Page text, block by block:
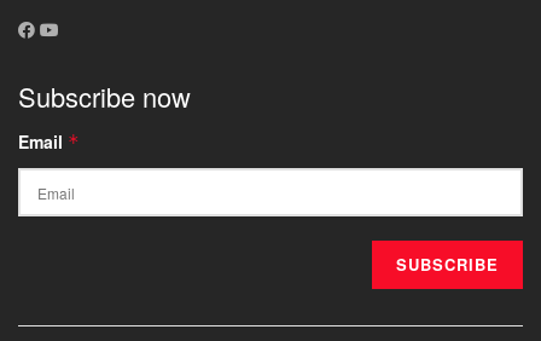
Subscribe now
Email *